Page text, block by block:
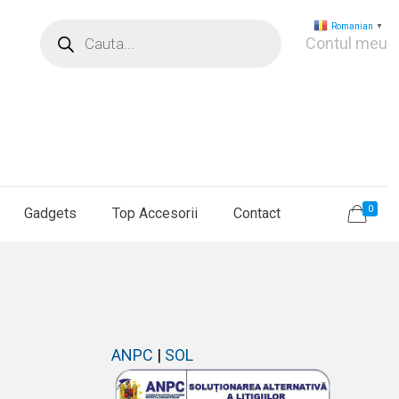
search
Contul meu
Gadgets Top Accesorii Contact 0
ANPC | SOL
Romanian ▼